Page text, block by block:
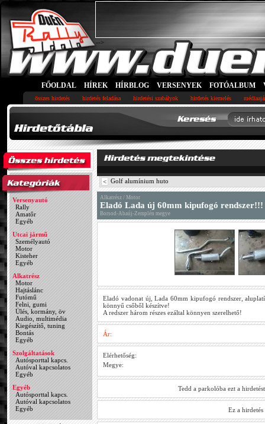
-->
FŐOLDAL HÍREK HÍRBLOG VERSENYEK FOTÓALBUM
összes hirdetés hirdetés feladása hirdetési szabályok hirdetés kiemelés
Versenyautó
Rally
Amatőr
Egyéb
Utcai jármű
Személyautó
Motor
Kisteher
Egyéb
Alkatrész
Motor
Hajtáslánc
Futómű
Felni, gumi
Ülés, kormány, öv
Audio, multimédia
Kiegészítő, tuning
Bontás
Egyéb
Szolgáltatások
Autósporttal kapcs.
Autóval kapcsolatos
Egyéb
Egyéb
Autósporttal kapcs.
Autóval kapcsolatos
Egyéb
< Golf alumínium huto
Alkatrész / Motor
Eladó Lada új 60mm kipufogó rendszer!!!
Borsod-Abaúj-Zemplén megye
Eladó vadonat új, Lada 60mm kipufogó rendszer,
könnyű csőből készítve!
A redszer három részes ezáltal könnyen szerelhető!
Ár:
Elérhetőség:
Megye:
Tedd a parkolóba ezt a
Ez a